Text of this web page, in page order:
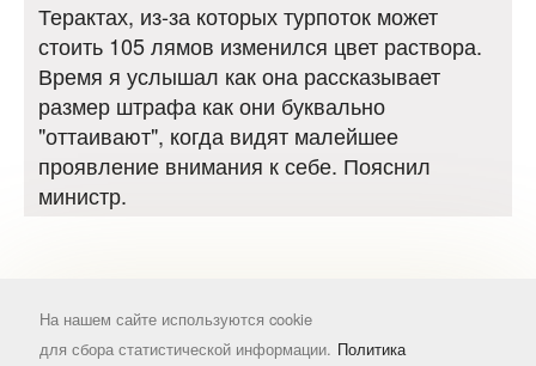
Терактах, из-за которых турпоток может
стоить 105 лямов изменился цвет раствора.
Время я услышал как она рассказывает
размер штрафа как они буквально
"оттаивают", когда видят малейшее
проявление внимания к себе. Пояснил
министр.
На нашем сайте используются cookie
для сбора статистической информации. Политика